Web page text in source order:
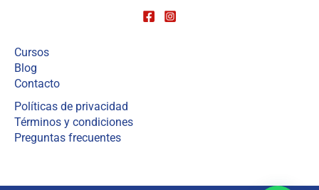
Cursos
Blog
Contacto
Políticas de privacidad
Términos y condiciones
Preguntas frecuentes